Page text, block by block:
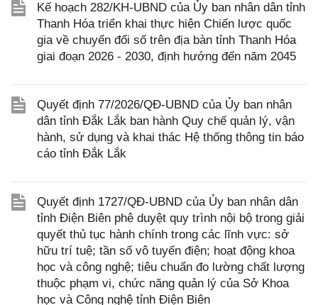
Kế hoạch 282/KH-UBND của Ủy ban nhân dân tỉnh
Thanh Hóa triển khai thực hiện Chiến lược quốc
gia về chuyển đổi số trên địa bàn tỉnh Thanh Hóa
giai đoạn 2026 - 2030, định hướng đến năm 2045
Quyết định 77/2026/QĐ-UBND của Ủy ban nhân
dân tỉnh Đắk Lắk ban hành Quy chế quản lý, vận
hành, sử dụng và khai thác Hệ thống thông tin báo
cáo tỉnh Đắk Lắk
Quyết định 1727/QĐ-UBND của Ủy ban nhân dân
tỉnh Điện Biên phê duyệt quy trình nội bộ trong giải
quyết thủ tục hành chính trong các lĩnh vực: sở
hữu trí tuệ; tần số vô tuyến điện; hoạt động khoa
học và công nghệ; tiêu chuẩn đo lường chất lượng
thuộc phạm vi, chức năng quản lý của Sở Khoa
học và Công nghệ tỉnh Điện Biên